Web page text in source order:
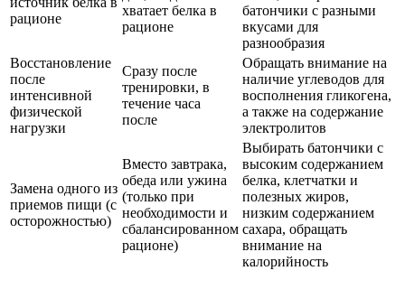
рационе
хватает белка в
рационе
батончики с разными
вкусами для
разнообразия
Восстановление
после
интенсивной
физической
нагрузки
Сразу после
тренировки, в
течение часа
после
Обращать внимание на
наличие углеводов для
восполнения гликогена,
а также на содержание
электролитов
Замена одного из
приемов пищи (с
осторожностью)
Вместо завтрака,
обеда или ужина
(только при
необходимости и
сбалансированном
рационе)
Выбирать батончики с
высоким содержанием
белка, клетчатки и
полезных жиров,
низким содержанием
сахара, обращать
внимание на
калорийность